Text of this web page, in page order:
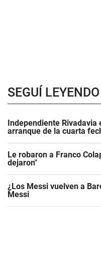
SEGUÍ LEYENDO
Independiente
arranque de la cuarta
Le robaron a Franco
dejaron"
¿Los Messi vuelven a
Messi